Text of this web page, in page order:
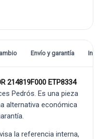
Envío y garantía
214819F000 ETP8334
Pedrós. Es una pieza
alternativa económica
la referencia interna,